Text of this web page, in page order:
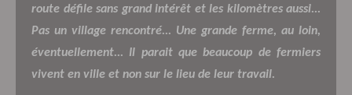
route défile sans grand intérêt et les kilomètres aussi...
Pas un village rencontré... Une grande ferme, au loin,
éventuellement... Il parait que beaucoup de fermiers
vivent en ville et non sur le lieu de leur travail.